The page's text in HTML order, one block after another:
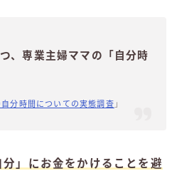
、専業主婦ママの「自分時
分時間についての実態調査 」
分」 にお金をかけることを避